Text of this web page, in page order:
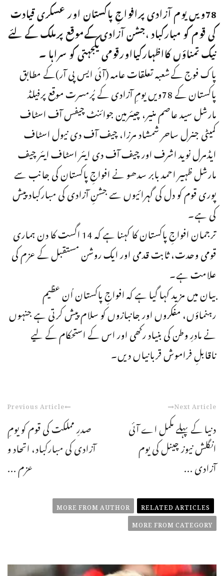
78ویں یوم آزادی پرافواجِ پاکستان اور عسکری قیادت
کی قوم کو مبارکباد ،جشن آزادی کےموقع پرملک کےلئے
نیک تمناؤں کااظہارکیااورقومی یکجہتی کو سراہا ۔
پاک فوج کےشعبہ تعلقات عامہ (آئی ایس پی آر)کے مطابق
پاکستان کے 78ویں یومِ آزادی کے پُرمسرت موقع پرفیلڈ
مارشل سید عاصم منیر، چیئرمین جوائنٹ چیفس آف اسٹاف
کمیٹی جنرل ساحر شمشاد مرزا، چیف آف دی نیول اسٹاف
ایڈمرل نوید اشرف اور چیف آف دی ایئر اسٹاف ایئر چیف
مارشل ظہیر احمد بابر سدھو نے افواجِ پاکستان کی جانب سے
پوری قوم کو دل کی گہرائیوں سے جشنِ آزادی کی مبارکباد پیش
کی ہے۔
ترجمان افواجِ پاکستان کا کہنا ہے کہ 14 اگست کا دن ہماری
قومی وحدت، ثابت قدمی اور ایک روشن مستقبل کے عزم کی
علامت ہے۔
بیان میں مزید کہا گیا ہے کہ افواجِ پاکستان اُن عظیم
رہنماؤں، مفکروں اور جانبازوں کو سلام پیش کرتی ہے جنہوں
نے مادرِ وطن کی بنیاد رکھی اور اس کے استحکام کے لیے
ناقابلِ فراموش قربانیاں دیں۔
Previous Article
صدرِ مملکت کی قوم کو یومِ
آزادی کی مبارکباد، اتحاد و
عزم ...
Next Article
دنیا کے پہلے مکمل اے آئی
انگلش نیوز چینل کی یوم
آزادی ...
RELATED ARTICLES
MORE FROM AUTHOR
MORE FROM CATEGORY